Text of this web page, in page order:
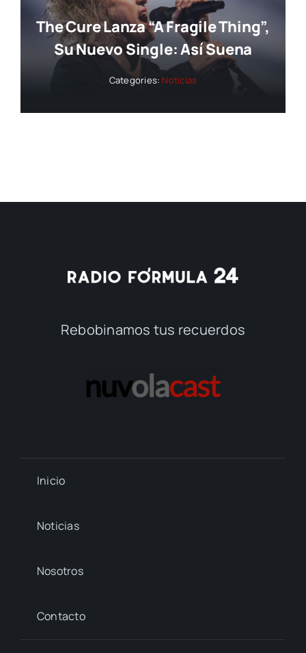
The Cure Lanza “A Fragile Thing”,
Su Nuevo Single: Así Suena
Categories: Noticias
Rebobinamos tus recuerdos
Inicio
Noticias
Nosotros
Contacto